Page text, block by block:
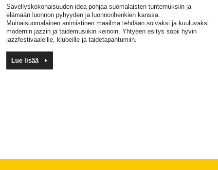
Sävellyskokonaisuuden idea pohjaa suomalaisten tuntemuksiin ja
elämään luonnon pyhyyden ja luonnonhenkien kanssa.
Muinaisuomalainen animistinen maailma tehdään soivaksi ja kuuluvaksi
modernin jazzin ja taidemusiikin keinoin. Yhtyeen esitys sopii hyvin
jazzfestivaaleille, klubeille ja taidetapahtumiin.
Lue lisää